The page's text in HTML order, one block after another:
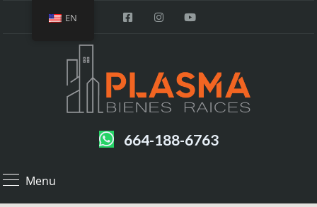
664-188-6763
Menu
EN